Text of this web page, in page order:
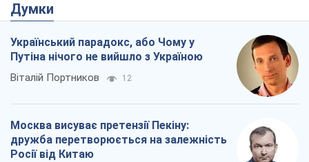
Думки
Український парадокс, або Чому у
Путіна нічого не вийшло з Україною
Віталій Портников 12
Москва висуває претензії Пекіну:
дружба перетворюється на залежність
Росії від Китаю